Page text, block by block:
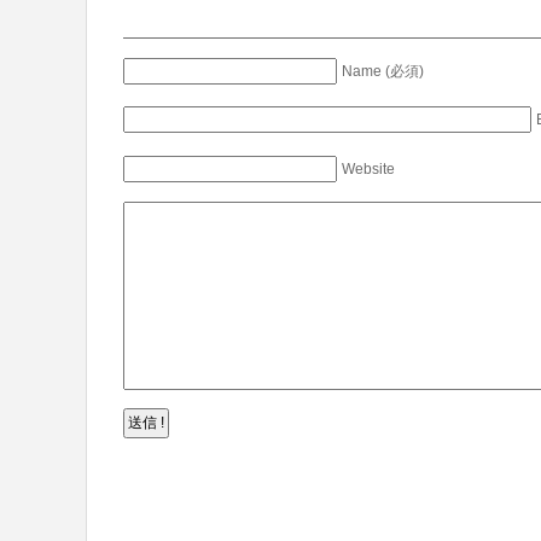
Name (必須)
Website